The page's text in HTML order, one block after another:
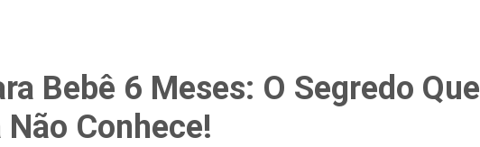
Bebê 6 Meses: O Segredo Que
Conhece!